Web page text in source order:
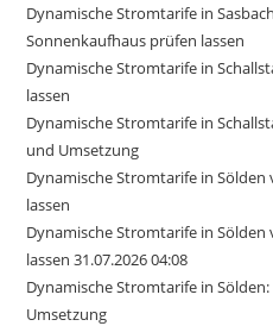
Dynamische Stromtarife in
Sonnenkaufhaus prüfen lassen
Dynamische Stromtarife in
lassen
Dynamische Stromtarife in
und Umsetzung
Dynamische Stromtarife in
lassen
Dynamische Stromtarife in
lassen 31.07.2026 04:08
Dynamische Stromtarife in
Umsetzung